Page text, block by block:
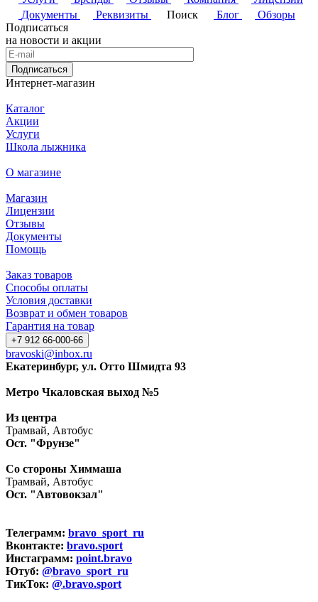
Документы
Реквизиты Поиск Блог
Обзоры
Подписаться
на новости и акции
Подписаться
Интернет-магазин
Каталог
Акции
Услуги
Школа лыжника
О магазине
Магазин
Лицензии
Отзывы
Документы
Помощь
Заказ товаров
Способы оплаты
Условия доставки
Возврат и обмен товаров
Гарантия на товар
+7 912 66-000-66
bravoski@inbox.ru
Екатеринбург, ул. Отто Шмидта 93
Метро Чкаловская выход №5
Из центра
Трамвай, Автобус
Ост. "Фрунзе"
Со стороны Химмаша
Трамвай, Автобус
Ост. "Автовокзал"
Телеграмм: bravo_sport_ru
Вконтакте: bravo.sport
Инстаграмм: point.bravo
Ютуб: @bravo_sport_ru
ТикТок: @.bravo.sport